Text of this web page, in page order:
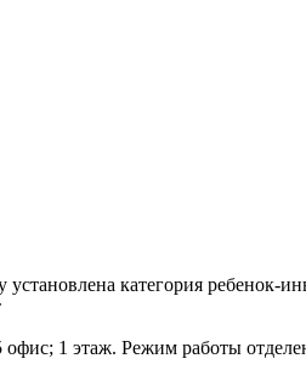
категория ребенок-
1 этаж. Режим работы